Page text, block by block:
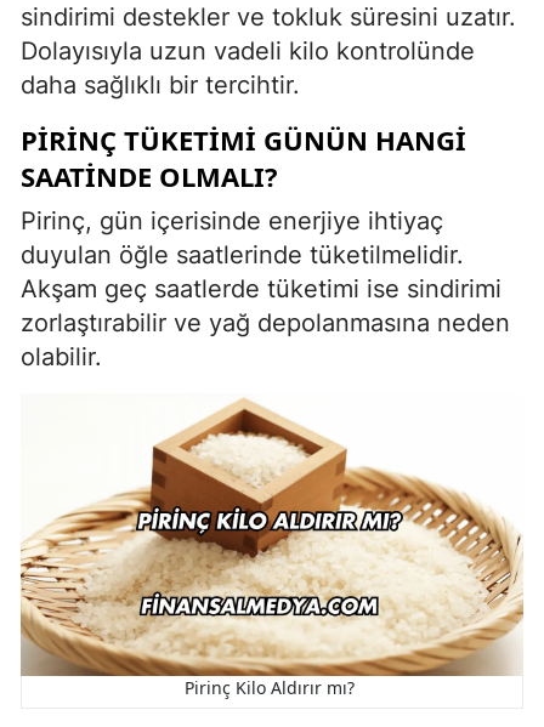
sindirimi destekler ve tokluk süresini uzatır.
Dolayısıyla uzun vadeli kilo kontrolünde
daha sağlıklı bir tercihtir.
PIRINÇ TÜKETIMI GÜNÜN HANGI
SAATINDE OLMALI?
Pirinç, gün içerisinde enerjiye ihtiyaç
duyulan öğle saatlerinde tüketilmelidir.
Akşam geç saatlerde tüketimi ise sindirimi
zorlaştırabilir ve yağ depolanmasına neden
olabilir.
Pirinç Kilo Aldırır mı?